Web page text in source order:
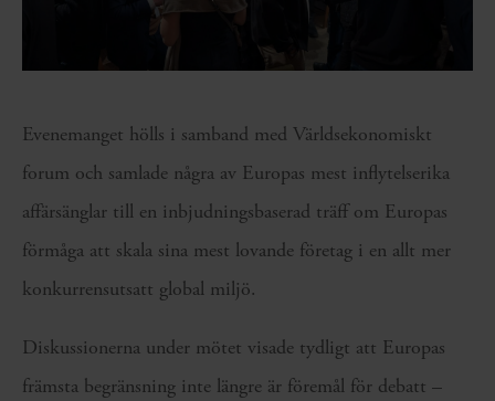
Evenemanget hölls i samband med Världsekonomiskt
forum och samlade några av Europas mest inflytelserika
affärsänglar till en inbjudningsbaserad träff om Europas
förmåga att skala sina mest lovande företag i en allt mer
konkurrensutsatt global miljö.
Diskussionerna under mötet visade tydligt att Europas
främsta begränsning inte längre är föremål för debatt –